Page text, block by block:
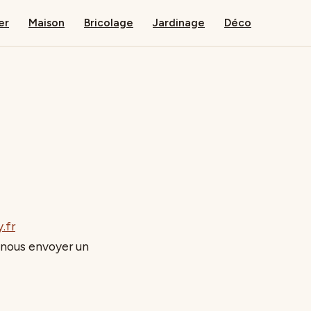
Maison Bricolage Jardinage Déco
envoyer un